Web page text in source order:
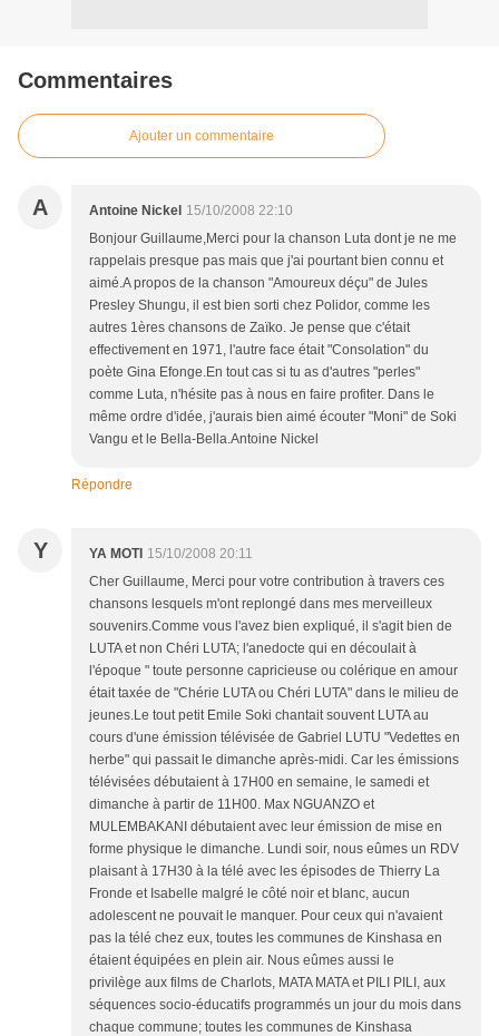
Commentaires
Ajouter un commentaire
A Antoine Nickel 15/10/2008 22:10
Bonjour Guillaume,Merci pour la chanson Luta dont je ne me
rappelais presque pas mais que j'ai pourtant bien connu et
aimé.A propos de la chanson "Amoureux déçu" de Jules
Presley Shungu, il est bien sorti chez Polidor, comme les
autres 1ères chansons de Zaïko. Je pense que c'était
effectivement en 1971, l'autre face était "Consolation" du
poète Gina Efonge.En tout cas si tu as d'autres "perles"
comme Luta, n'hésite pas à nous en faire profiter. Dans le
même ordre d'idée, j'aurais bien aimé écouter "Moni" de Soki
Vangu et le Bella-Bella.Antoine Nickel
Répondre
Y YA MOTI 15/10/2008 20:11
Cher Guillaume, Merci pour votre contribution à travers ces
chansons lesquels m'ont replongé dans mes merveilleux
souvenirs.Comme vous l'avez bien expliqué, il s'agit bien de
LUTA et non Chéri LUTA; l'anedocte qui en découlait à
l'époque " toute personne capricieuse ou colérique en amour
était taxée de "Chérie LUTA ou Chéri LUTA" dans le milieu de
jeunes.Le tout petit Emile Soki chantait souvent LUTA au
cours d'une émission télévisée de Gabriel LUTU "Vedettes en
herbe" qui passait le dimanche après-midi. Car les émissions
télévisées débutaient à 17H00 en semaine, le samedi et
dimanche à partir de 11H00. Max NGUANZO et
MULEMBAKANI débutaient avec leur émission de mise en
forme physique le dimanche. Lundi soir, nous eûmes un RDV
plaisant à 17H30 à la télé avec les épisodes de Thierry La
Fronde et Isabelle malgré le côté noir et blanc, aucun
adolescent ne pouvait le manquer. Pour ceux qui n'avaient
pas la télé chez eux, toutes les communes de Kinshasa en
étaient équipées en plein air. Nous eûmes aussi le
privilège aux films de Charlots, MATA MATA et PILI PILI, aux
séquences socio-éducatifs programmés un jour du mois dans
chaque commune; toutes les communes de Kinshasa